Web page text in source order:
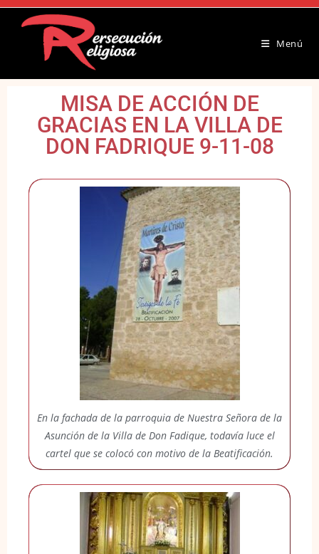
Menú
MISA DE ACCIÓN DE
GRACIAS EN LA VILLA DE
DON FADRIQUE 9-11-08
En la fachada de la parroquia de Nuestra Señora de la
Asunción de la Villa de Don Fadique, todavía luce el
cartel que se colocó con motivo de la Beatificación.